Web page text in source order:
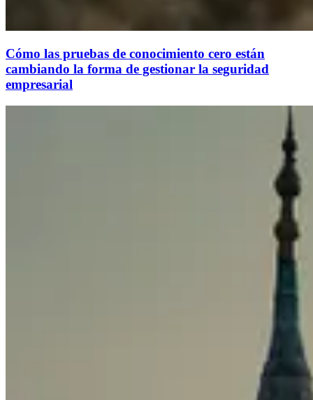
Cómo las pruebas de conocimiento cero están
cambiando la forma de gestionar la seguridad
empresarial